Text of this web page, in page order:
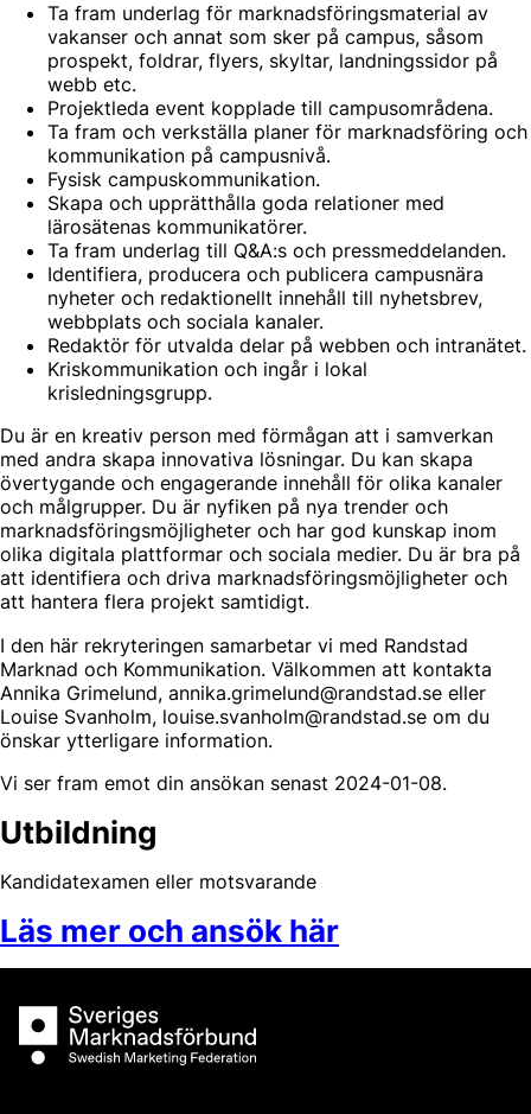
Ta fram underlag för marknadsföringsmaterial av
vakanser och annat som sker på campus, såsom
prospekt, foldrar, flyers, skyltar, landningssidor på
webb etc.
Projektleda event kopplade till campusområdena.
Ta fram och verkställa planer för marknadsföring och
kommunikation på campusnivå.
Fysisk campuskommunikation.
Skapa och upprätthålla goda relationer med
lärosätenas kommunikatörer.
Ta fram underlag till Q&A:s och pressmeddelanden.
Identifiera, producera och publicera campusnära
nyheter och redaktionellt innehåll till nyhetsbrev,
webbplats och sociala kanaler.
Redaktör för utvalda delar på webben och intranätet.
Kriskommunikation och ingår i lokal
krisledningsgrupp.
Du är en kreativ person med förmågan att i samverkan
med andra skapa innovativa lösningar. Du kan skapa
övertygande och engagerande innehåll för olika kanaler
och målgrupper. Du är nyfiken på nya trender och
marknadsföringsmöjligheter och har god kunskap inom
olika digitala plattformar och sociala medier. Du är bra på
att identifiera och driva marknadsföringsmöjligheter och
att hantera flera projekt samtidigt.
I den här rekryteringen samarbetar vi med Randstad
Marknad och Kommunikation. Välkommen att kontakta
Annika Grimelund, annika.grimelund@randstad.se eller
Louise Svanholm, louise.svanholm@randstad.se om du
önskar ytterligare information.
Vi ser fram emot din ansökan senast 2024-01-08.
Utbildning
Kandidatexamen eller motsvarande
Läs mer och ansök här
Sveriges Marknadsförbund